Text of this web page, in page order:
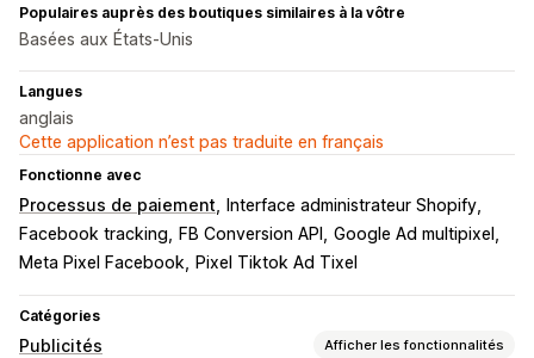
Populaires auprès des boutiques similaires à la vôtre
Basées aux États-Unis
Langues
anglais
Cette application n’est pas traduite en français
Fonctionne avec
Processus de paiement
Interface administrateur Shopify
Facebook tracking
FB Conversion API
Google Ad multipixel
Meta Pixel Facebook
Pixel Tiktok Ad Tixel
Catégories
Publicités Afficher les fonctionnalités